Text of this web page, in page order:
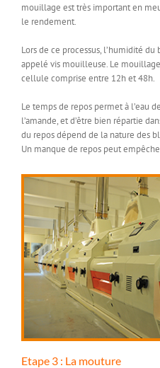
mouillage est très important en
le rendement.
Lors de ce processus, l’humidité
appelé vis mouilleuse. Le
cellule comprise entre 12h et 48h.
Le temps de repos permet à l’eau
l’amande, et d’être bien répartie
du repos dépend de la nature des
Un manque de repos peut
Etape 3 : La mouture